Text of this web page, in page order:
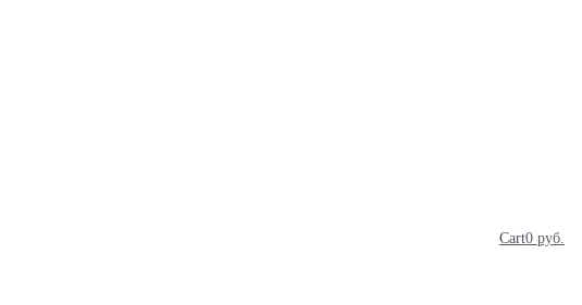
0 руб.
Cart